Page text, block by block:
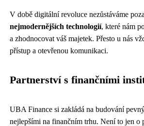
V době digitální revoluce nezůstáváme
nejmodernějších technologií, které nám
a zhodnocovat váš majetek. Přesto u nás
přístup a otevřenou komunikaci.
Partnerství s finančními
UBA Finance si zakládá na budování
nejlepšími na finančním trhu. Není to jen o